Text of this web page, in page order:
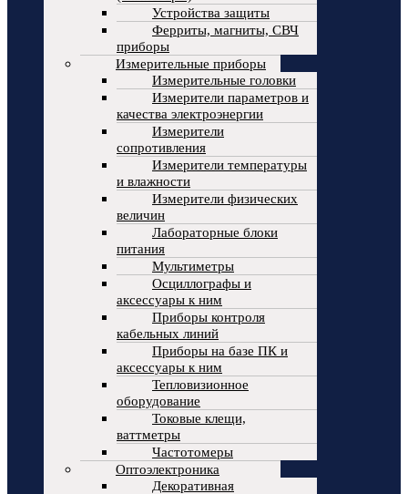
Устройства защиты
Ферриты, магниты, СВЧ
приборы
Измерительные приборы
Измерительные головки
Измерители параметров и
качества электроэнергии
Измерители
сопротивления
Измерители температуры
и влажности
Измерители физических
величин
Лабораторные блоки
питания
Мультиметры
Осциллографы и
аксессуары к ним
Приборы контроля
кабельных линий
Приборы на базе ПК и
аксессуары к ним
Тепловизионное
оборудование
Токовые клещи,
ваттметры
Частотомеры
Оптоэлектроника
Декоративная